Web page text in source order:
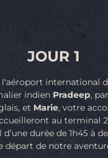
JOUR 1
international
indien Pradeep,
et Marie, votre
au terminal
durée de 1h45 à
départ de notre